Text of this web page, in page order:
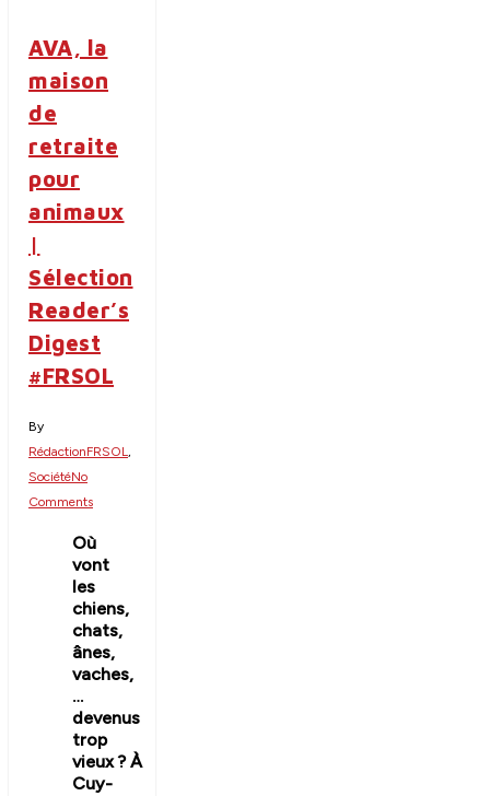
AVA, la
maison
de
retraite
pour
animaux
|
Sélection
Reader’s
Digest
#FRSOL
By
RédactionFRSOL,
SociétéNo
Comments
Où
vont
les
chiens,
chats,
ânes,
vaches,
…
devenus
trop
vieux ? À
Cuy-